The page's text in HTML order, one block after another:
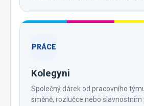
PRÁCE
Kolegyni
Společný dárek od pracovního
směně, rozlučce nebo slavnostním